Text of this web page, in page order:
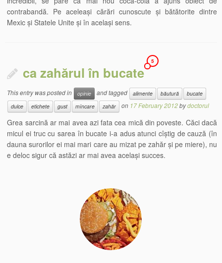
contrabandă. Pe aceleași cărări cunoscute și bătătorite dintre
Mexic și Statele Unite și în același sens.
ca zahărul în bucate
5
This entry was posted in opinie and tagged alimente băutură
bucate
dulce
etichete gust mîncare zahăr on 17 February 2012bydoctorul
Grea sarcină ar mai avea azi fata cea mică din poveste. Căci dacă
micul ei truc cu sarea în bucate i-a adus atunci cîștig de cauză (în
dauna surorilor ei mai mari care au mizat pe zahăr și pe miere), nu
e deloc sigur că astăzi ar mai avea același succes.